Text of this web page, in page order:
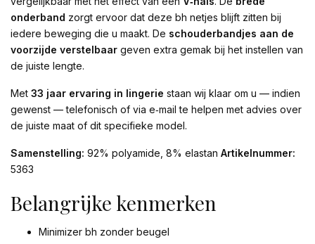
onderband zorgt ervoor dat deze bh netjes blijft zitten bij
iedere beweging die u maakt. De schouderbandjes aan de
voorzijde verstelbaar geven extra gemak bij het instellen van
de juiste lengte.
Met 33 jaar ervaring in lingerie staan wij klaar om u — indien
gewenst — telefonisch of via e‑mail te helpen met advies over
de juiste maat of dit specifieke model.
Samenstelling: 92% polyamide, 8% elastan Artikelnummer:
5363
Belangrijke kenmerken
Minimizer bh zonder beugel